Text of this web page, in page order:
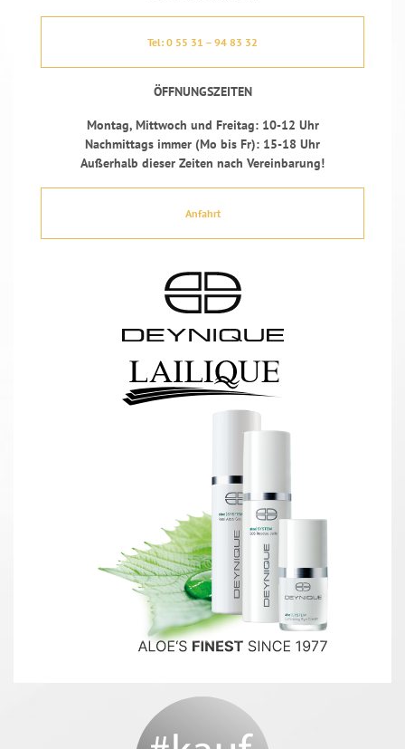
Tel: 0 55 31 – 94 83 32
ÖFFNUNGSZEITEN
Montag, Mittwoch und Freitag: 10-12 Uhr
Nachmittags immer (Mo bis Fr): 15-18 Uhr
Außerhalb dieser Zeiten nach Vereinbarung!
Anfahrt